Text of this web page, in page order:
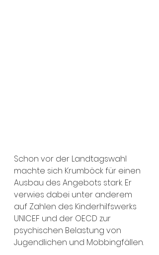
Schon vor der Landtagswahl
machte sich Krumböck für einen
Ausbau des Angebots stark. Er
verwies dabei unter anderem
auf Zahlen des Kinderhilfswerks
UNICEF und der OECD zur
psychischen Belastung von
Jugendlichen und Mobbingfällen.